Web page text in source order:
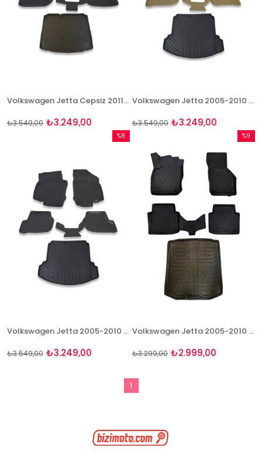
Volkswagen Jetta Cepsiz 2011 Ve Sonrası Paspas ve Bagaj Havuzu Seti
₺3.249,00
₺3.549,00
Volkswagen Jetta 2005-2010 Bej Paspas ve Bagaj Havuzu Seti
₺3.249,00
₺3.549,00
Volkswagen Jetta 2005-2010 Paspas Ve Bagaj Havuzu Seti
₺3.249,00
₺3.549,00
%8
Volkswagen Jetta 2005-2010 Uyumlu 4D Premium Paspas ve Bagaj Havuzu Seti Bizymo
₺2.999,00
₺3.299,00
%9
1